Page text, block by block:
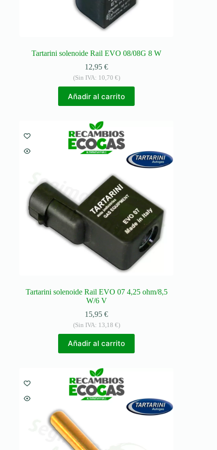
Tartarini solenoide Rail EVO 08/08G 8 W
12,95€
(Sin IVA: 10,70 €)
Añadir al carrito
Tartarini solenoide Rail EVO 07 4,25 ohm/8,5
W/6 V
15,95€
(Sin IVA: 13,18 €)
Añadir al carrito